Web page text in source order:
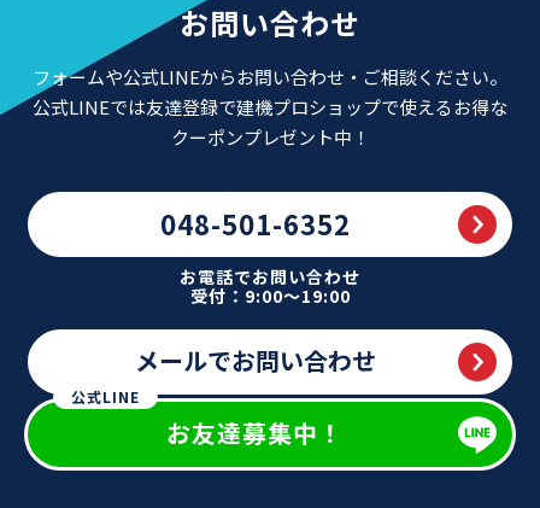
お問い合わせ
フォームや公式LINEからお問い合わせ・ご相談ください。
公式LINEでは友達登録で建機プロショップで使えるお得な
クーポンプレゼント中！
048-501-6352
お電話でお問い合わせ
受付：9:00～19:00
メールでお問い合わせ
公式LINE
お友達募集中！